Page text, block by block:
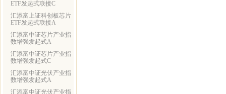
ETF发起式联接C
汇添富上证科创板芯片
ETF发起式联接A
汇添富中证芯片产业指
数增强发起式A
汇添富中证芯片产业指
数增强发起式C
汇添富中证光伏产业指
数增强发起式A
汇添富中证光伏产业指